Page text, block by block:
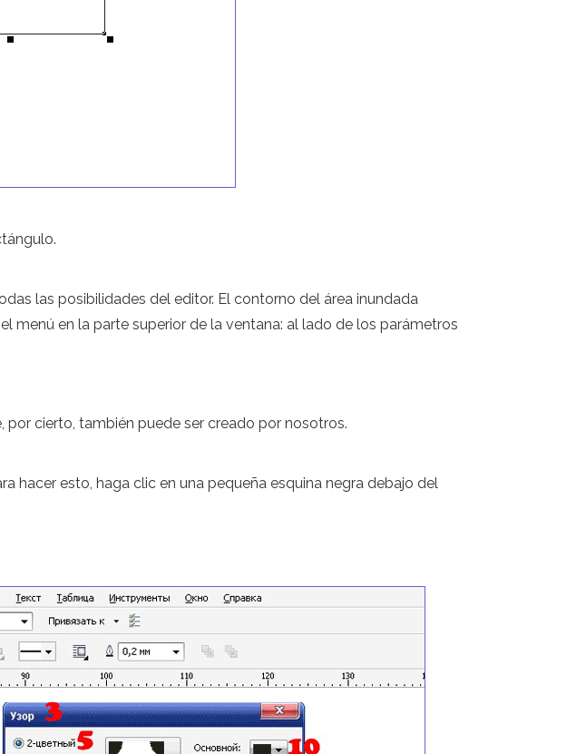
las posibilidades del editor. El contorno del área inundada
menú en la parte superior de la ventana: al lado de los parámetros
por cierto, también puede ser creado por nosotros.
hacer esto, haga clic en una pequeña esquina negra debajo del